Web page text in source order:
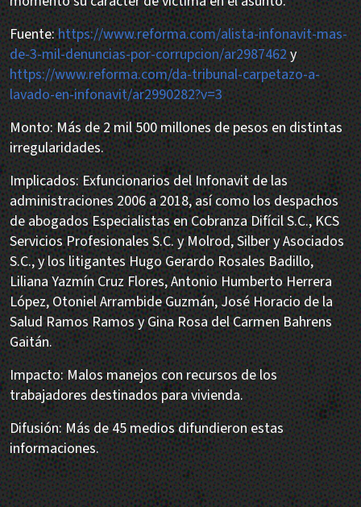
Fuente:https://www.reforma.com/alista-infonavit-mas-
de-3-mil-denuncias-por-corrupcion/ar2987462y
https://www.reforma.com/da-tribunal-carpetazo-a-
lavado-en-infonavit/ar2990282?v=3
Monto: Más de 2 mil 500 millones de pesos en distintas
irregularidades.
Implicados: Exfuncionarios del Infonavit de las
administraciones 2006 a 2018, así como los despachos
de abogados Especialistas en Cobranza Difícil S.C., KCS
Servicios Profesionales S.C. y Molrod, Silber y Asociados
S.C., y los litigantes Hugo Gerardo Rosales Badillo,
Liliana Yazmín Cruz Flores, Antonio Humberto Herrera
López, Otoniel Arrambide Guzmán, José Horacio de la
Salud Ramos Ramos y Gina Rosa del Carmen Bahrens
Gaitán.
Impacto: Malos manejos con recursos de los
trabajadores destinados para vivienda.
Difusión: Más de 45 medios difundieron estas
informaciones.